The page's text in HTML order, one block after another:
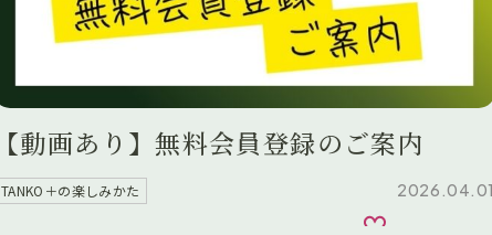
【動画あり】無料会員登録のご案内
TANKO＋の楽しみかた
お気に入り